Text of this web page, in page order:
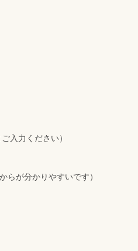
入力ください）
らが分かりやすいです）